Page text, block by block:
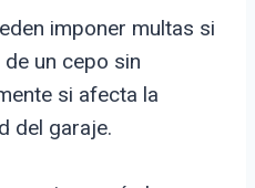
imponer multas si
un cepo sin
si afecta la
del garaje.